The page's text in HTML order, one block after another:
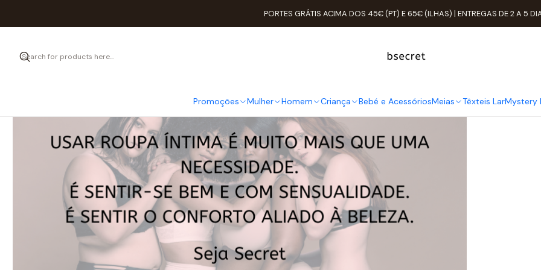
Promoções Mulher Homem Criança Bebé e AcessóriosMeias Têxteis LarMystery
PORTES GRÁTIS ACIMA DOS 45€ (PT) E 65€ (ILHAS) | ENTREGAS DE 2 A 5
Home Valores da Marca Quem somos
Quem somos